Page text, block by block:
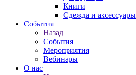
Книги
Одежда и аксессуары
События
Назад
События
Мероприятия
Вебинары
О нас